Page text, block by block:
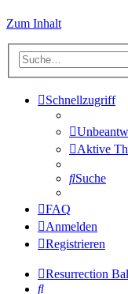
Zum Inhalt
Schnellzugriff
Aktive
Suche
FAQ
Anmelden
Registrieren
Resurrection
Suche